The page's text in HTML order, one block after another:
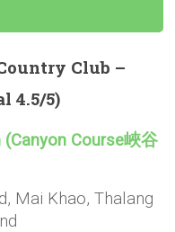
Club –
4.5/5)
Course峽谷
Mai Khao, Thalang